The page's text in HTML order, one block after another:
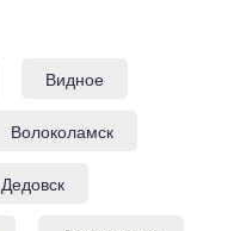
Видное
Волоколамск
Дедовск